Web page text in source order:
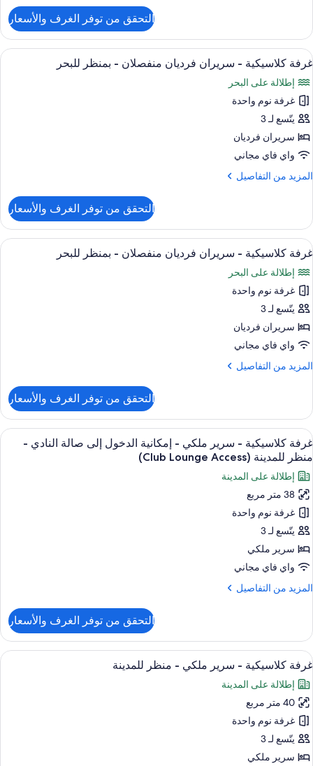
غرفة
كلاسيكية
-
سريران
فرديان
منفصلان
منظر
للمدينة
التحقق من توفر الغرف والأسعار
استعراض
جميع
صور
غرفة
كلاسيكية
-
سريران
فرديان
منفصلان
للبحر
أغطية فراش متميزة وألحفة محشوة
15
غرفة كلاسيكية - سريران فرديان منفصلان - بمنظر للبحر
إطلالة على البحر
غرفة نوم واحدة
يتّسع لـ 3
سريران فرديان
واي فاي مجاني
المزيد من التفاصيل
المزيد
غرفة
كلاسيكية
-
سريران
فرديان
منفصلان
بمنظر
للبحر
التحقق من توفر الغرف والأسعار
استعراض
جميع
صور
غرفة
كلاسيكية
-
سريران
فرديان
منفصلان
للبحر
أغطية فراش متميزة وألحفة محشوة
11
غرفة كلاسيكية - سريران فرديان منفصلان - بمنظر للبحر
إطلالة على البحر
غرفة نوم واحدة
يتّسع لـ 3
سريران فرديان
واي فاي مجاني
المزيد من التفاصيل
المزيد
غرفة
كلاسيكية
-
سريران
فرديان
منفصلان
بمنظر
للبحر
التحقق من توفر الغرف والأسعار
استعراض
جميع
صور
غرفة
كلاسيكية
-
سرير
ملكي
-
إمكانية
الدخول
النادي
-
منظر
للمدينة
(Club
Lounge
Access)
أغطية فراش متميزة وألحفة محشوة
18
غرفة كلاسيكية - سرير ملكي - إمكانية الدخول إلى صالة النادي -
منظر للمدينة (Club Lounge Access)
إطلالة على المدينة
38 متر مربع
غرفة نوم واحدة
يتّسع لـ 3
سرير ملكي
واي فاي مجاني
المزيد من التفاصيل
المزيد
غرفة
كلاسيكية
-
سرير
ملكي
إمكانية
الدخول
إلى
صالة
النادي
التحقق من توفر الغرف والأسعار
استعراض
جميع
صور
غرفة
كلاسيكية
-
سرير
أغطية فراش متميزة وألحفة محشوة
18
غرفة كلاسيكية - سرير ملكي - منظر للمدينة
إطلالة على المدينة
40 متر مربع
غرفة نوم واحدة
يتّسع لـ 3
سرير ملكي